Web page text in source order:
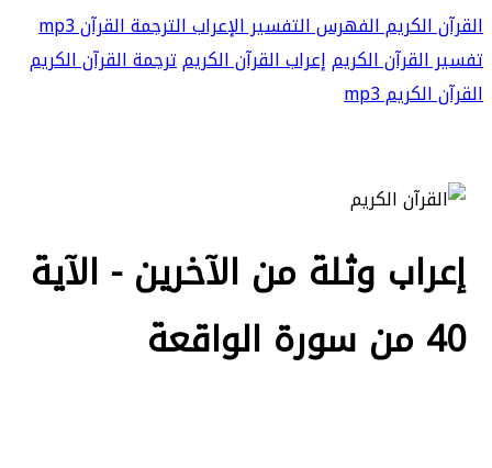
القرآن الكريمالفهرسالتفسيرالإعرابالترجمةالقرآن mp3
تفسير القرآن الكريمإعراب القرآن الكريمترجمة القرآن الكريم
القرآن الكريم mp3
إعراب وثلة من الآخرين - الآية
40 من سورة الواقعة